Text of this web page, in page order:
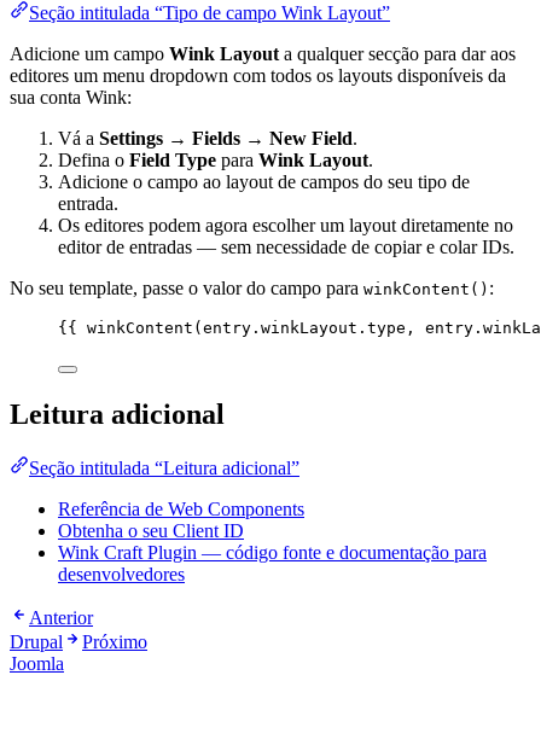
Seção intitulada “Tipo de campo Wink Layout”
Adicione um campo Wink Layout a qualquer secção para dar aos
editores um menu dropdown com todos os layouts disponíveis da
sua conta Wink:
Vá a Settings → Fields → New Field.
Defina o Field Type para Wink Layout.
Adicione o campo ao layout de campos do seu tipo de
entrada.
Os editores podem agora escolher um layout diretamente no
editor de entradas — sem necessidade de copiar e colar IDs.
No seu template, passe o valor do campo para winkContent() :
{{ winkContent ( entry . winkLayout . type , entry .
Leitura adicional
Seção intitulada “Leitura adicional”
Referência de Web Components
Obtenha o seu Client ID
Wink Craft Plugin — código fonte e documentação para
desenvolvedores
Anterior
Drupal
Próximo
Joomla